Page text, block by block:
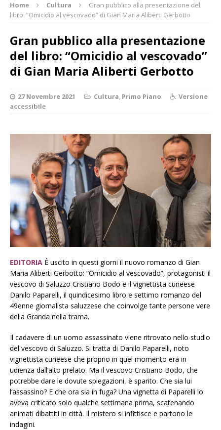
Home Cultura
Gran pubblico alla presentazione del
libro: “Omicidio al vescovado” di Gian Maria Aliberti Gerbotto
Gran pubblico alla presentazione
del libro: “Omicidio al vescovado”
di Gian Maria Aliberti Gerbotto
27 Novembre 2021 Cultura, Primo Piano
Versione
accessibile
EDITORIA È uscito in questi giorni il nuovo romanzo di Gian
Maria Aliberti Gerbotto: “Omicidio al vescovado”, protagonisti il
vescovo di Saluzzo Cristiano Bodo e il vignettista cuneese
Danilo Paparelli, il quindicesimo libro e settimo romanzo del
49enne giornalista saluzzese che coinvolge tante persone vere
della Granda nella trama.
Il cadavere di un uomo assassinato viene ritrovato nello studio
del vescovo di Saluzzo. Si tratta di Danilo Paparelli, noto
vignettista cuneese che proprio in quel momento era in
udienza dall’alto prelato. Ma il vescovo Cristiano Bodo, che
potrebbe dare le dovute spiegazioni, è sparito. Che sia lui
l’assassino? E che ora sia in fuga? Una vignetta di Paparelli lo
aveva criticato solo qualche settimana prima, scatenando
animati dibattiti in città. Il mistero si infittisce e partono le
indagini.